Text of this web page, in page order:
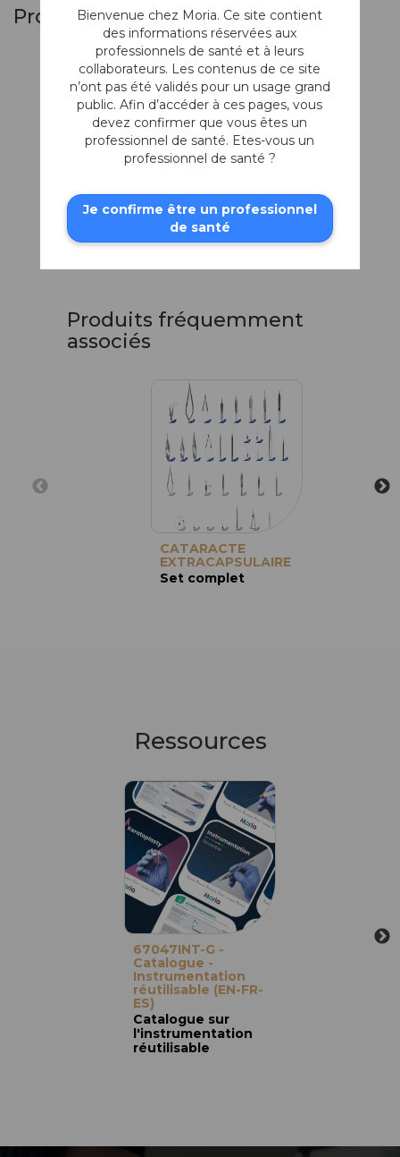
Produits similaires
Porte-aiguilles de
Vantey-Desvignes
Produits fréquemment
associés
CATARACTE
EXTRACAPSULAIRE
Set complet
Ressources
67047INT-G -
Catalogue -
Instrumentation
réutilisable (EN-FR-
ES)
Catalogue sur
l'instrumentation
réutilisable
Bienvenue chez Moria. Ce site contient
des informations réservées aux
professionnels de santé et à leurs
collaborateurs. Les contenus de ce site
n’ont pas été validés pour un usage grand
public. Afin d’accéder à ces pages, vous
devez confirmer que vous êtes un
professionnel de santé. Etes-vous un
professionnel de santé ?
Je confirme être un professionnel
de santé